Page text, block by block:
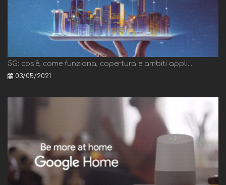
5G: cos'è, come funziona, copertura e ambiti appli...
03/05/2021